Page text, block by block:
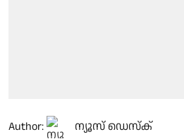
Author: ന്യൂസ് ഡെസ്ക്